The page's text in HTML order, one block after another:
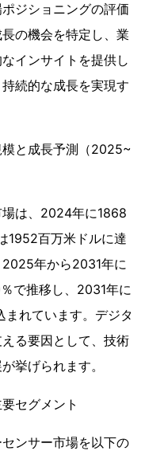
ジショニングの評価
の機会を特定し、業
インサイトを提供し
続的な成長を実現す
と成長予測（2025~
は、2024年に1868
1952百万米ドルに達
年から2031年に
で推移し、2031年に
れています。デジタ
る要因として、技術
挙げられます。
セグメント
ンサー市場を以下の